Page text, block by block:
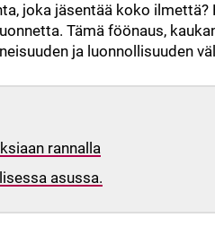
joka jäsentää koko ilmettä?
Tämä föönaus,
ja luonnollisuuden
rannalla
asussa.